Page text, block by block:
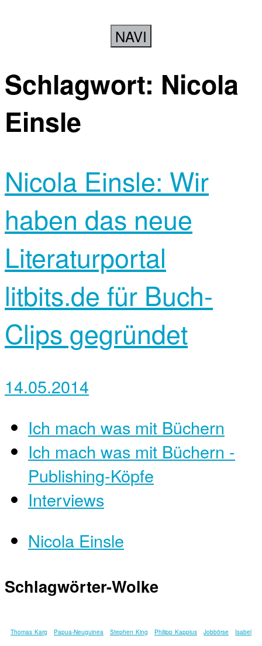
NAVI
Schlagwort: Nicola
Einsle
Nicola Einsle: Wir
haben das neue
Literaturportal
litbits.de für Buch-
Clips gegründet
14.05.2014
Ich mach was mit Büchern
Ich mach was mit Büchern -
Publishing-Köpfe
Interviews
Nicola Einsle
Schlagwörter-Wolke
Thomas Karg Papua-Neuguinea Stephen King Philipp Kappius Jobbörse Isabel